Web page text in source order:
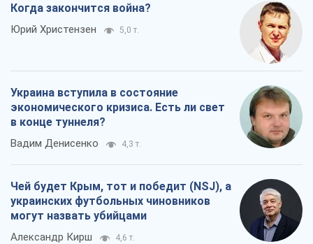
Когда закончится война?
Юрий Христензен 5,0 т.
Украина вступила в состояние
экономического кризиса. Есть ли свет
в конце туннеля?
Вадим Денисенко 4,3 т.
Чей будет Крым, тот и победит (NSJ), а
украинских футбольных чиновников
могут назвать убийцами
Александр Кирш 4,6 т.